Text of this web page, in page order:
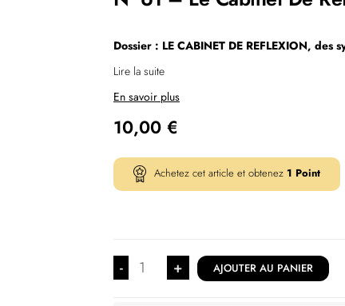
Dossier : LE CABINET DE REFLEXION, des
Lire la suite
En savoir plus
10,00 €
Achetez cet article et obtenez 1 Point
- + AJOUTER AU PANIER